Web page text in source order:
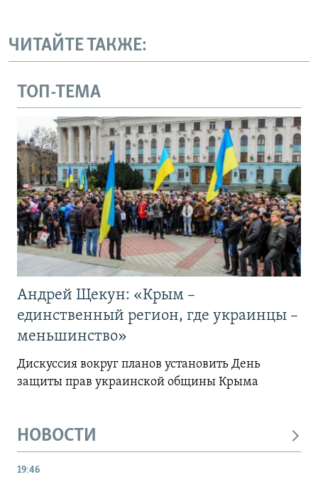
ЧИТАЙТЕ ТАКЖЕ:
ТОП-ТЕМА
Андрей Щекун: «Крым –
единственный регион, где украинцы –
меньшинство»
Дискуссия вокруг планов установить День
защиты прав украинской общины Крыма
НОВОСТИ
19:46